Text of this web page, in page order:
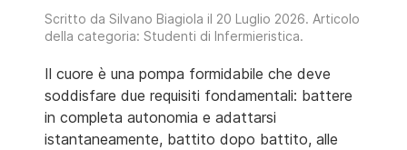
Scritto da Silvano Biagiola il 20 Luglio 2026. Articolo
della categoria: Studenti di Infermieristica.
Il cuore è una pompa formidabile che deve
soddisfare due requisiti fondamentali: battere
in completa autonomia e adattarsi
istantaneamente, battito dopo battito, alle